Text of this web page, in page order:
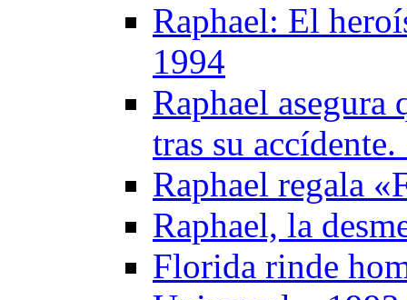
Raphael: El
1994
Raphael asegura
tras su
Raphael regala
Raphael, la
Florida rinde